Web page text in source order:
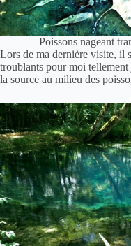
Poissons nageant
Lors de ma dernière visite, il
troublants pour moi tellement
la source au milieu des